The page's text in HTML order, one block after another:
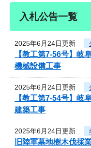
入札公告一覧
2025年6月24日更新
【教工第7-56号】岐
機械設備工事
2025年6月24日更新
【教工第7-54号】岐
建築工事
2025年6月24日更新
旧陸軍墓地樹木伐採